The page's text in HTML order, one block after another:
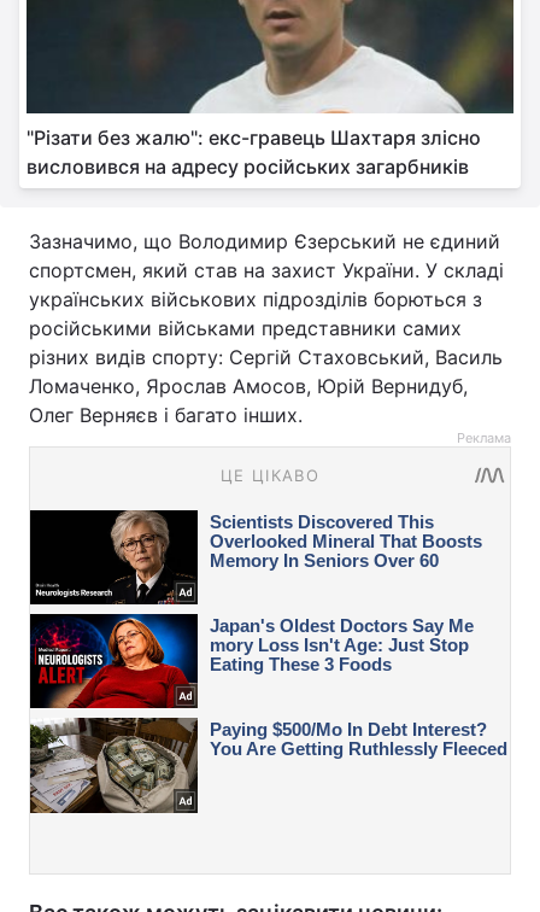
"Різати без жалю": екс-гравець Шахтаря злісно
висловився на адресу російських загарбників
Зазначимо, що Володимир Єзерський не єдиний
спортсмен, який став на захист України. У складі
українських військових підрозділів борються з
російськими військами представники самих
різних видів спорту: Сергій Стаховський, Василь
Ломаченко, Ярослав Амосов, Юрій Вернидуб,
Олег Верняєв і багато інших.
Реклама